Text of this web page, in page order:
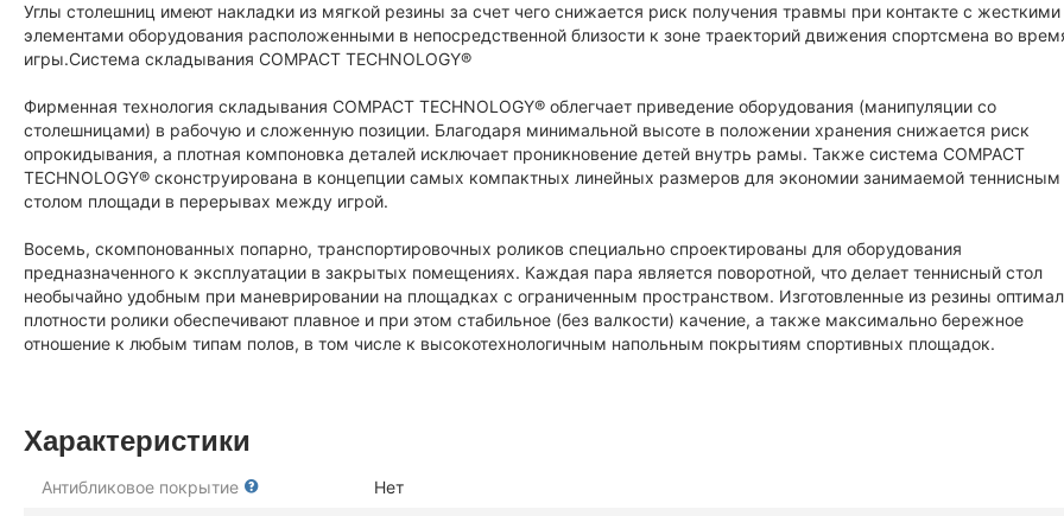
Углы столешниц имеют накладки из мягкой резины за счет чего снижается риск получения травмы при контакте с жесткими
элементами оборудования расположенными в непосредственной близости к зоне траекторий движения спортсмена во
игры.Система складывания COMPACT TECHNOLOGY®
Фирменная технология складывания COMPACT TECHNOLOGY® облегчает приведение оборудования (манипуляции со
столешницами) в рабочую и сложенную позиции. Благодаря минимальной высоте в положении хранения снижается риск
опрокидывания, а плотная компоновка деталей исключает проникновение детей внутрь рамы. Также система COMPACT
TECHNOLOGY® сконструирована в концепции самых компактных линейных размеров для экономии занимаемой теннисным
столом площади в перерывах между игрой.
Восемь, скомпонованных попарно, транспортировочных роликов специально спроектированы для оборудования
предназначенного к эксплуатации в закрытых помещениях. Каждая пара является поворотной, что делает теннисный стол
необычайно удобным при маневрировании на площадках с ограниченным пространством. Изготовленные из резины
плотности ролики обеспечивают плавное и при этом стабильное (без валкости) качение, а также максимально бережное
отношение к любым типам полов, в том числе к высокотехнологичным напольным покрытиям спортивных площадок.
Характеристики
Антибликовое покрытие
Нет